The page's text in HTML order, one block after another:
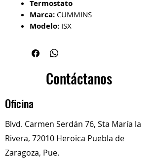
Termostato
Marca: CUMMINS
Modelo: ISX
Descripción del Producto
El termostato es un
regulador temperatura del motor,
permitiendo que alcance su
óptima para un rendimiento
sobrecalentamiento
Contáctanos
Oficina
Blvd. Carmen Serdán 76, Sta María la
Rivera, 72010 Heroica Puebla de
Zaragoza, Pue.